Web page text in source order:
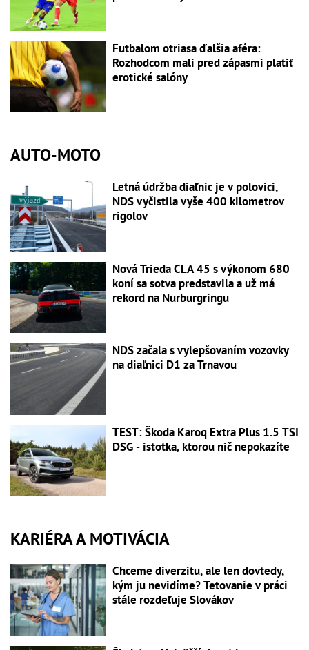
Futbalom otriasa ďalšia aféra:
Rozhodcom mali pred zápasmi platiť
erotické salóny
AUTO-MOTO
Letná údržba diaľnic je v polovici,
NDS vyčistila vyše 400 kilometrov
rigolov
Nová Trieda CLA 45 s výkonom 680
koní sa sotva predstavila a už má
rekord na Nurburgringu
NDS začala s vylepšovaním vozovky
na diaľnici D1 za Trnavou
TEST: Škoda Karoq Extra Plus 1.5 TSI
DSG - istotka, ktorou nič nepokazíte
KARIÉRA A MOTIVÁCIA
Chceme diverzitu, ale len dovtedy,
kým ju nevidíme? Tetovanie v práci
stále rozdeľuje Slovákov